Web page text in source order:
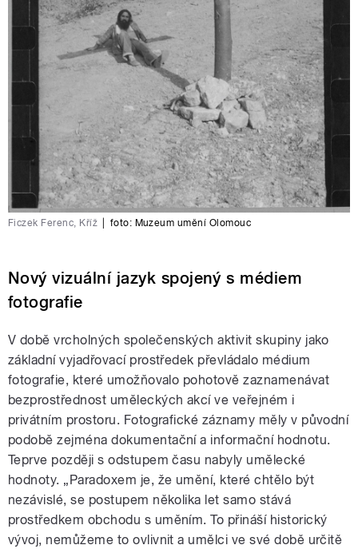
Ficzek Ferenc, Kříž foto: Muzeum umění Olomouc
Nový vizuální jazyk spojený s médiem
fotografie
V době vrcholných společenských aktivit skupiny jako
základní vyjadřovací prostředek převládalo médium
fotografie, které umožňovalo pohotově zaznamenávat
bezprostřednost uměleckých akcí ve veřejném i
privátním prostoru. Fotografické záznamy měly v původní
podobě zejména dokumentační a informační hodnotu.
Teprve později s odstupem času nabyly umělecké
hodnoty. „Paradoxem je, že umění, které chtělo být
nezávislé, se postupem několika let samo stává
prostředkem obchodu s uměním. To přináší historický
vývoj, nemůžeme to ovlivnit a umělci ve své době určitě